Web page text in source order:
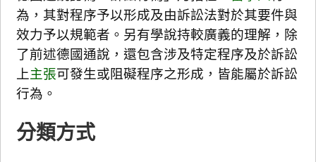
為，其對程序予以形成及由訴訟法對於其要件與
效力予以規範者。另有學說持較廣義的理解，除
了前述德國通說，還包含涉及特定程序及於訴訟
上主張可發生或阻礙程序之形成，皆能屬於訴訟
行為。
分類方式